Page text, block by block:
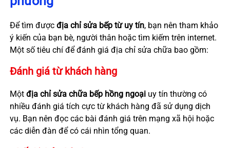
Để tìm được địa chỉ sửa bếp từ uy tín, bạn nên tham khảo
ý kiến của bạn bè, người thân hoặc tìm kiếm trên internet.
Một số tiêu chí để đánh giá địa chỉ sửa chữa bao gồm:
Đánh giá từ khách hàng
Một địa chỉ sửa chữa bếp hồng ngoạiuy tín thường có
nhiều đánh giá tích cực từ khách hàng đã sử dụng dịch
vụ. Bạn nên đọc các bài đánh giá trên mạng xã hội hoặc
các diễn đàn để có cái nhìn tổng quan.